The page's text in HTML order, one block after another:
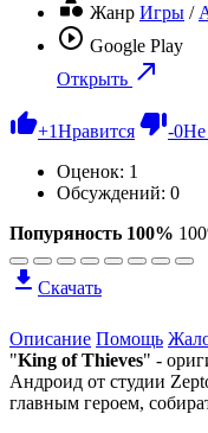
Жанр Игры /
Google Play
Открыть
+1Нравится -0Не
Оценок: 1
Обсуждений: 0
Попуряность 100%
Скачать
Описание Помощь
"King of Thieves" -
Андроид от студии
главным героем,